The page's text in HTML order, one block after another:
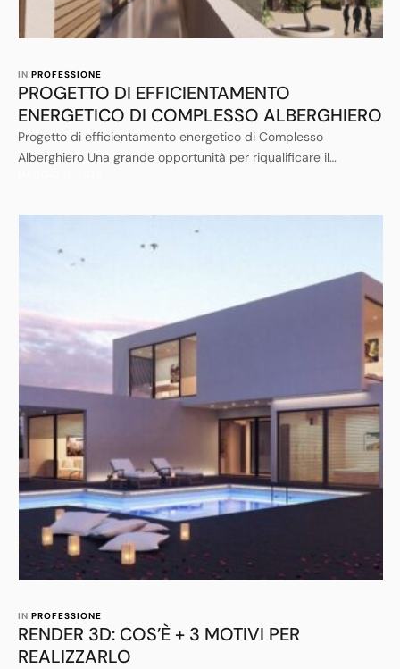
IN PROFESSIONE
PROGETTO DI EFFICIENTAMENTO
ENERGETICO DI COMPLESSO ALBERGHIERO
Progetto di efficientamento energetico di Complesso
Alberghiero Una grande opportunità per riqualificare il
superbonus per la riqualificazione del comparto ricettivo, con
credito di imposta cedibile, può rappresentare una grande
occasione di rilancio del settore, un opportunità per affrontare
IN PROFESSIONE
RENDER 3D: COS’È + 3 MOTIVI PER
REALIZZARLO